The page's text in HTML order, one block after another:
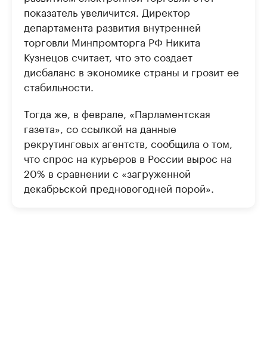
показатель увеличится. Директор
департамента развития внутренней
торговли Минпромторга РФ Никита
Кузнецов считает, что это создает
дисбаланс в экономике страны и грозит ее
стабильности.
Тогда же, в феврале, «Парламентская
газета», со ссылкой на данные
рекрутинговых агентств, сообщила о том,
что спрос на курьеров в России вырос на
20% в сравнении с «загруженной
декабрьской предновогодней порой».